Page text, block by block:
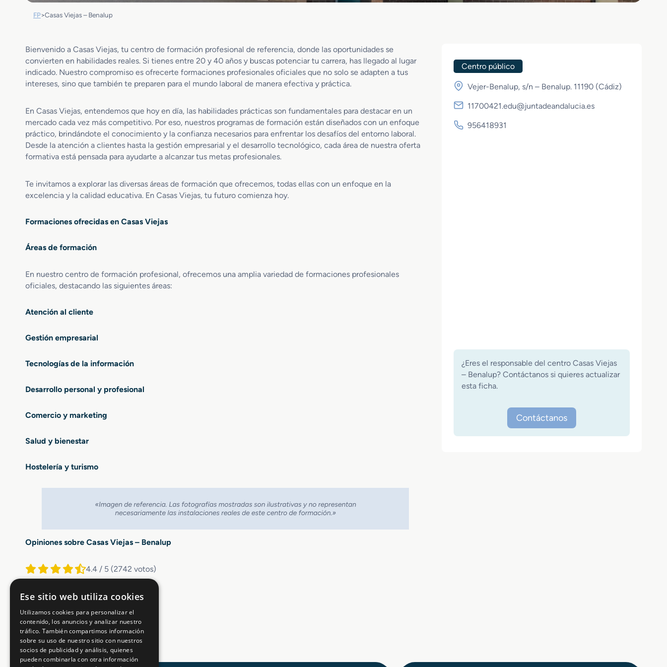
FP>Casas Viejas – Benalup
Bienvenido a Casas Viejas, tu centro de formación profesional de referencia, donde las oportunidades se
convierten en habilidades reales. Si tienes entre 20 y 40 años y buscas potenciar tu carrera, has llegado al lugar
indicado. Nuestro compromiso es ofrecerte formaciones profesionales oficiales que no solo se adapten a tus
intereses, sino que también te preparen para el mundo laboral de manera efectiva y práctica.
En Casas Viejas, entendemos que hoy en día, las habilidades prácticas son fundamentales para destacar en un
mercado cada vez más competitivo. Por eso, nuestros programas de formación están diseñados con un enfoque
práctico, brindándote el conocimiento y la confianza necesarios para enfrentar los desafíos del entorno laboral.
Desde la atención a clientes hasta la gestión empresarial y el desarrollo tecnológico, cada área de nuestra oferta
formativa está pensada para ayudarte a alcanzar tus metas profesionales.
Te invitamos a explorar las diversas áreas de formación que ofrecemos, todas ellas con un enfoque en la
excelencia y la calidad educativa. En Casas Viejas, tu futuro comienza hoy.
Formaciones ofrecidas en Casas Viejas
Áreas de formación
En nuestro centro de formación profesional, ofrecemos una amplia variedad de formaciones profesionales
oficiales, destacando las siguientes áreas:
Atención al cliente
Gestión empresarial
Tecnologías de la información
Desarrollo personal y profesional
Comercio y marketing
Salud y bienestar
Hostelería y turismo
Opiniones sobre Casas Viejas – Benalup
4.4 / 5 (2742 votos)
Centro público
Vejer-Benalup, s/n – Benalup. 11190 (Cádiz)
11700421.edu@juntadeandalucia.es
956418931
¿Eres el responsable del centro Casas Viejas
– Benalup? Contáctanos si quieres actualizar
esta ficha.
Contáctanos
Ese sitio web utiliza cookies
Utilizamos cookies para personalizar el
contenido, los anuncios y analizar nuestro
tráfico. También compartimos información
sobre su uso de nuestro sitio con nuestros
socios de publicidad y análisis, quienes
pueden combinarla con otra información